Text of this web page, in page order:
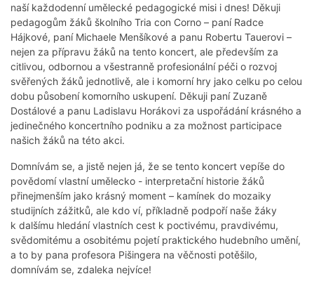
naší každodenní umělecké pedagogické misi i dnes! Děkuji
pedagogům žáků školního Tria con Corno – paní Radce
Hájkové, paní Michaele Menšíkové a panu Robertu Tauerovi –
nejen za přípravu žáků na tento koncert, ale především za
citlivou, odbornou a všestranně profesionální péči o rozvoj
svěřených žáků jednotlivě, ale i komorní hry jako celku po celou
dobu působení komorního uskupení. Děkuji paní Zuzaně
Dostálové a panu Ladislavu Horákovi za uspořádání krásného a
jedinečného koncertního podniku a za možnost participace
našich žáků na této akci.
Domnívám se, a jistě nejen já, že se tento koncert vepíše do
povědomí vlastní umělecko - interpretační historie žáků
přinejmenším jako krásný moment – kamínek do mozaiky
studijních zážitků, ale kdo ví, příkladně podpoří naše žáky
k dalšímu hledání vlastních cest k poctivému, pravdivému,
svědomitému a osobitému pojetí praktického hudebního umění,
a to by pana profesora Pišingera na věčnosti potěšilo,
domnívám se, zdaleka nejvíce!